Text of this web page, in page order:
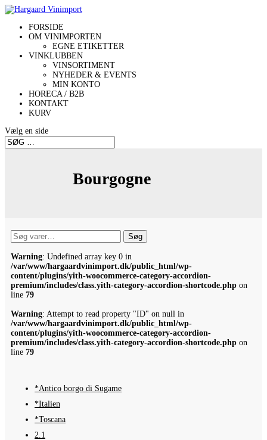
FORSIDE
OM VINIMPORTEN
EGNE ETIKETTER
VINKLUBBEN
VINSORTIMENT
NYHEDER & EVENTS
MIN KONTO
HORECA / B2B
KONTAKT
KURV
Vælg en side
Bourgogne
Søg
efter:
Søg
Warning: Undefined array key 0 in
/var/www/hargaardvinimport.dk/public_html/wp-
content/plugins/yith-woocommerce-category-accordion-
premium/includes/class.yith-category-accordion-shortcode.php on
line 79
Warning: Attempt to read property "ID" on null in
/var/www/hargaardvinimport.dk/public_html/wp-
content/plugins/yith-woocommerce-category-accordion-
premium/includes/class.yith-category-accordion-shortcode.php on
line 79
*Antico borgo di Sugame
*Italien
*Toscana
2.1